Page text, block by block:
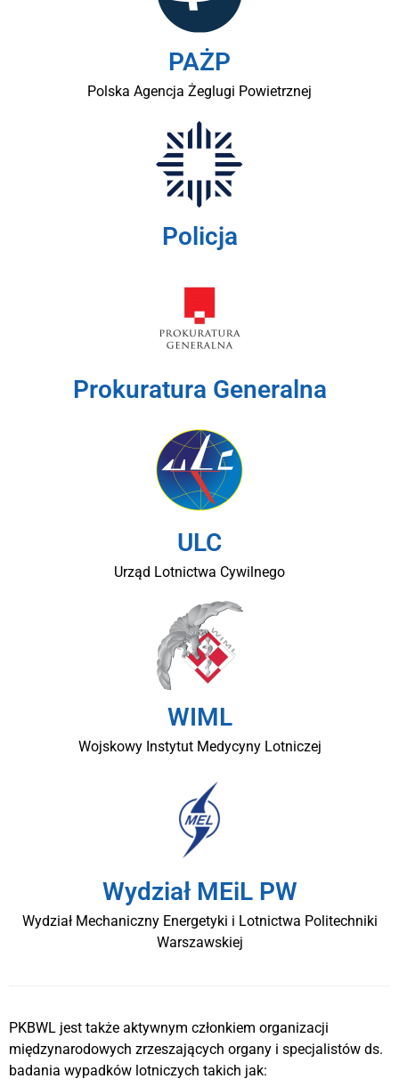
PAŻP
Polska Agencja Żeglugi Powietrznej
Policja
Prokuratura Generalna
ULC
Urząd Lotnictwa Cywilnego
WIML
Wojskowy Instytut Medycyny Lotniczej
Wydział MEiL PW
Wydział Mechaniczny Energetyki i Lotnictwa Politechniki
Warszawskiej
PKBWL jest także aktywnym członkiem organizacji
międzynarodowych zrzeszających organy i specjalistów ds.
badania wypadków lotniczych takich jak: